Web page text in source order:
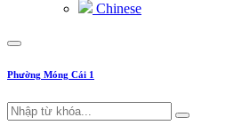
Chinese
Phường Móng Cái 1